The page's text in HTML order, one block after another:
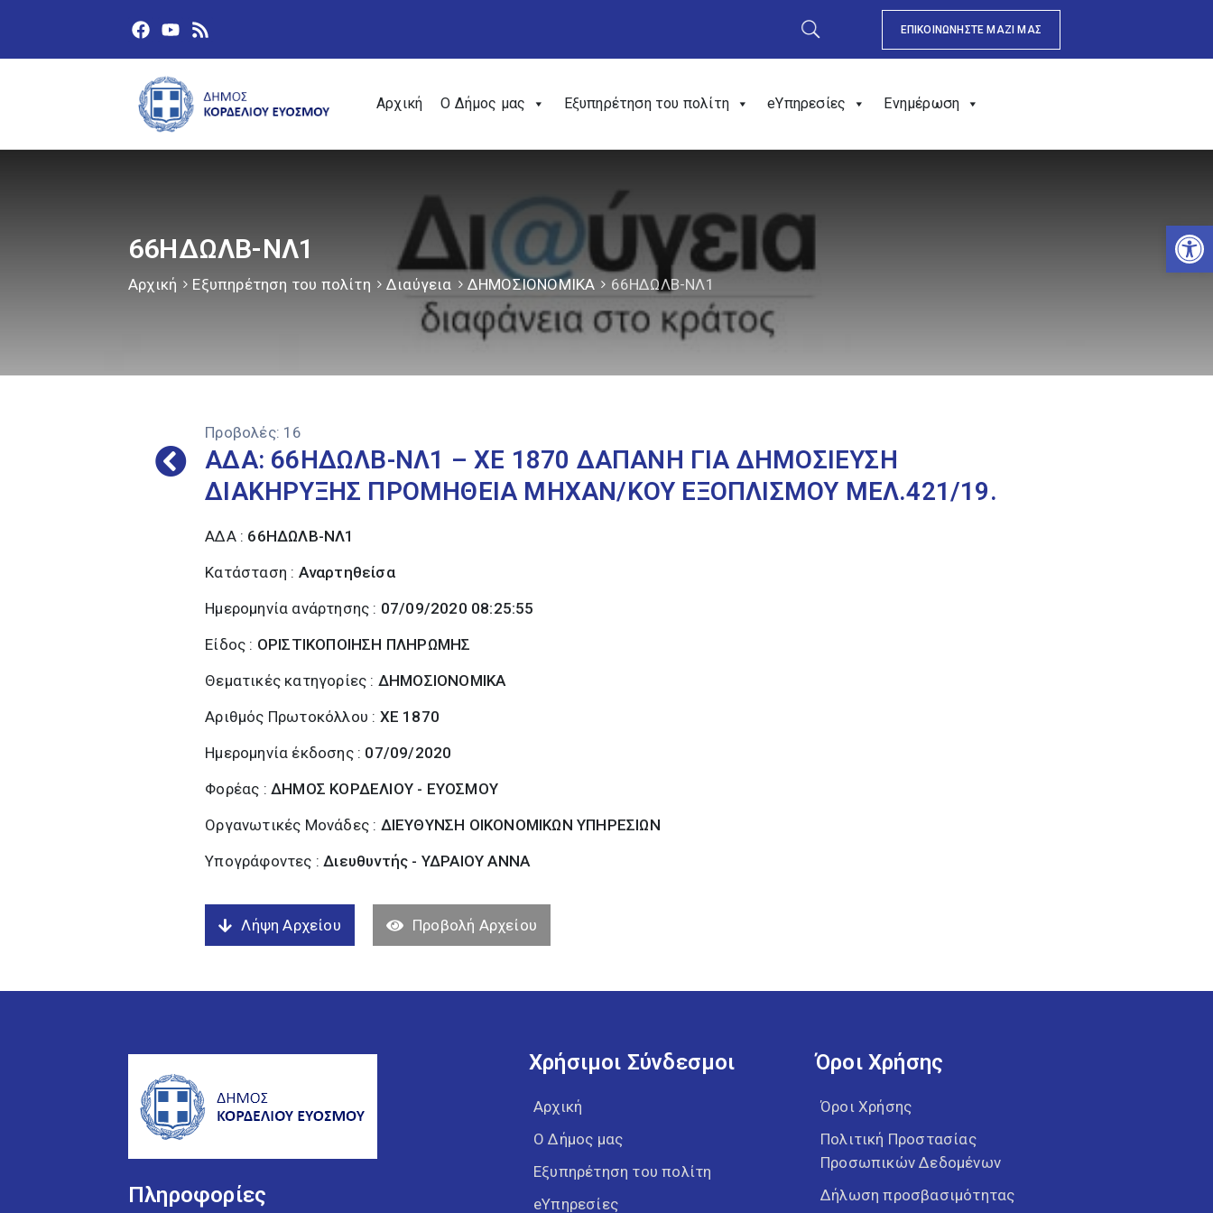
ΕΠΙΚΟΙΝΩΝΗΣΤΕ ΜΑΖΙ ΜΑΣ
Αρχική Ο Δήμος μας Εξυπηρέτηση του πολίτη eΥπηρεσίες Ενημέρωση
66ΗΔΩΛΒ-ΝΛ1
Αρχική Εξυπηρέτηση του πολίτη Διαύγεια ΔΗΜΟΣΙΟΝΟΜΙΚΑ 66ΗΔΩΛΒ-ΝΛ1
Προβολές: 16
ΑΔΑ: 66ΗΔΩΛΒ-ΝΛ1 – ΧΕ 1870 ΔΑΠΑΝΗ ΓΙΑ ΔΗΜΟΣΙΕΥΣΗ
ΔΙΑΚΗΡΥΞΗΣ ΠΡΟΜΗΘΕΙΑ ΜΗΧΑΝ/ΚΟΥ ΕΞΟΠΛΙΣΜΟΥ ΜΕΛ.421/19.
ΑΔΑ : 66ΗΔΩΛΒ-ΝΛ1
Κατάσταση : Αναρτηθείσα
Ημερομηνία ανάρτησης : 07/09/2020 08:25:55
Είδος : ΟΡΙΣΤΙΚΟΠΟΙΗΣΗ ΠΛΗΡΩΜΗΣ
Θεματικές κατηγορίες : ΔΗΜΟΣΙΟΝΟΜΙΚΑ
Αριθμός Πρωτοκόλλου : ΧΕ 1870
Ημερομηνία έκδοσης : 07/09/2020
Φορέας :ΔΗΜΟΣ ΚΟΡΔΕΛΙΟΥ - ΕΥΟΣΜΟΥ
Οργανωτικές Μονάδες : ΔΙΕΥΘΥΝΣΗ ΟΙΚΟΝΟΜΙΚΩΝ ΥΠΗΡΕΣΙΩΝ
Υπογράφοντες :Διευθυντής - ΥΔΡΑΙΟΥ ΑΝΝΑ
Λήψη Αρχείου Προβολή Αρχείου
Πληροφορίες
Χρήσιμοι Σύνδεσμοι
Αρχική
Ο Δήμος μας
Εξυπηρέτηση του πολίτη
eΥπηρεσίες
Όροι Χρήσης
Όροι Χρήσης
Πολιτική Προστασίας
Προσωπικών Δεδομένων
Δήλωση προσβασιμότητας